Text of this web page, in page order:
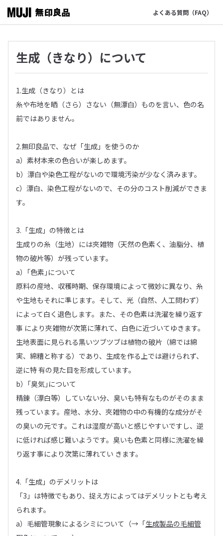
よくある質問（FAQ）
生成（きなり）について
1.生成（きなり）とは
糸や布地を晒（さら）さない（無漂白）ものを言い、色の名
前ではありません。
2.無印良品で、なぜ「生成」を使うのか
a）素材本来の色合いが楽しめます。
b）漂白や染色工程がないので環境汚染が少なく済みます。
c）漂白、染色工程がないので、その分のコスト削減ができま
す。
3.「生成」の特徴とは
生成りの糸（生地）には夾雑物（天然の色素く、油脂分、植
物の破片等）が残っています。
a）｢色素｣について
原料の産地、収穫時期、保存環境によって微妙に異なり、糸
や生地もそれに準じます。そして、光（自然、人工問わず）
によって白く退色します。また、その色素は洗濯を繰り返す
事 により夾雑物が次第に薄れて、白色に近づいてゆきます。
生地表面に見られる黒いツブツブは植物の破片（綿では綿
実、綿糟と称する）であり、生成を作る上では避けられず、
逆に特 有の見た目を形成しています。
b）｢臭気｣について
精錬（漂白等）していない分、臭いも特有なものがそのまま
残っています。産地、水分、夾雑物の中の有機的な成分がそ
の臭いの元です。これは湿度が高いと感じやすいですし、逆
に低ければ感じ難いようです。臭いも色素と同様に洗濯を繰
り返す事により次第に薄れてい きます。
4.「生成」のデメリットは
「3」は特徴でもあり、捉え方によってはデメリットとも考え
られます。
a）毛細管現象によるシミについて（→「生成製品の毛細管